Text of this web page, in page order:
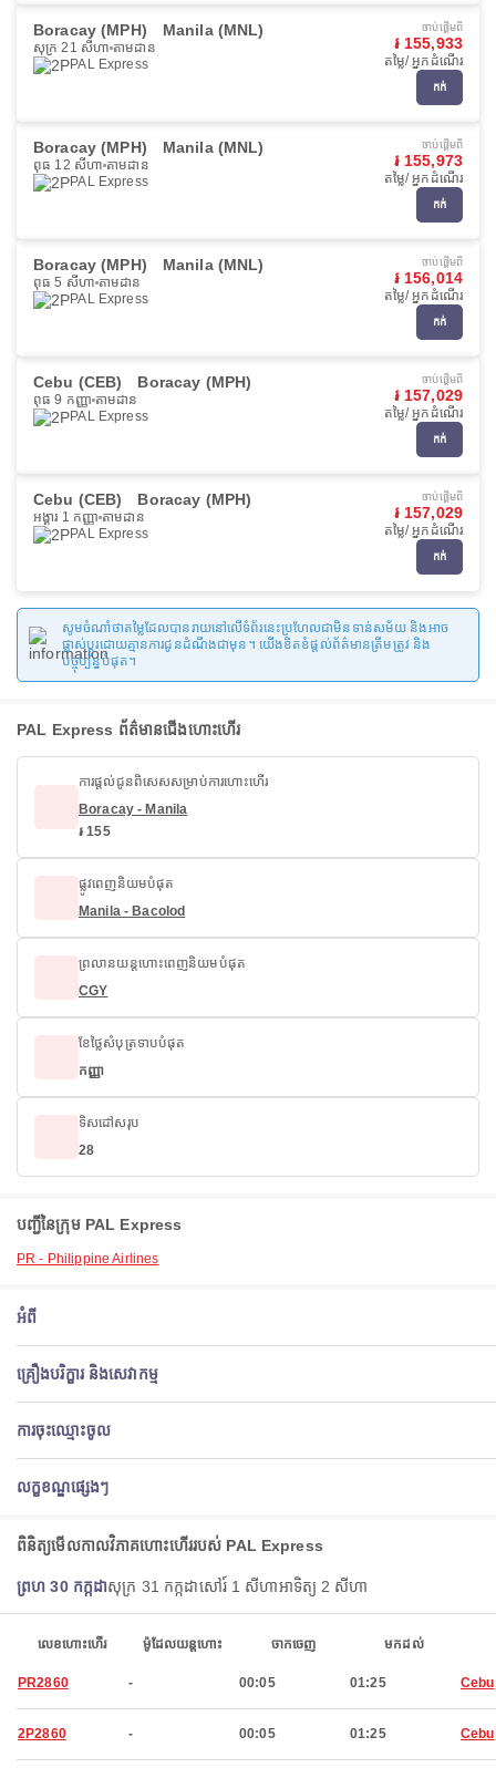
Boracay (MPH) Manila (MNL)
សុក្រ 21 សីហា តាមដាន
PAL Express
ចាប់ផ្ដើមពី
៛ 155,933
តម្លៃ/ អ្នកដំណើរ
កក់
Boracay (MPH) Manila (MNL)
ពុធ 12 សីហា តាមដាន
PAL Express
ចាប់ផ្ដើមពី
៛ 155,973
តម្លៃ/ អ្នកដំណើរ
កក់
Boracay (MPH) Manila (MNL)
ពុធ 5 សីហា តាមដាន
PAL Express
ចាប់ផ្ដើមពី
៛ 156,014
តម្លៃ/ អ្នកដំណើរ
កក់
Cebu (CEB) Boracay (MPH)
ពុធ 9 កញ្ញា តាមដាន
PAL Express
ចាប់ផ្ដើមពី
៛ 157,029
តម្លៃ/ អ្នកដំណើរ
កក់
Cebu (CEB) Boracay (MPH)
អង្គារ 1 កញ្ញា តាមដាន
PAL Express
ចាប់ផ្ដើមពី
៛ 157,029
តម្លៃ/ អ្នកដំណើរ
កក់
សូមចំណាំថាតម្លៃដែលបានរាយនៅលើទំព័រនេះប្រហែលជាមិនទាន់សម័យ និងអាច
ផ្លាស់ប្តូរដោយគ្មានការជូនដំណឹងជាមុន។ យើងខិតខំផ្តល់ព័ត៌មានត្រឹមត្រូវ និង
បច្ចុប្បន្នបំផុត។
PAL Express ព័ត៌មានជើងហោះហើរ
ការផ្តល់ជូនពិសេសសម្រាប់ការហោះហើរ
Boracay - Manila
៛ 155
ផ្លូវពេញនិយមបំផុត
Manila - Bacolod
ព្រលានយន្តហោះពេញនិយមបំផុត
CGY
ខែថ្លៃសំបុត្រទាបបំផុត
កញ្ញា
ទិសដៅសរុប
28
បញ្ជីនៃក្រុម PAL Express
PR - Philippine Airlines
អំពី
គ្រឿងបរិក្ខារ និងសេវាកម្ម
ការចុះឈ្មោះចូល
លក្ខខណ្ឌផ្សេងៗ
ពិនិត្យ​មើល​កាលវិភាគ​ហោះហើរ​របស់ PAL Express
ព្រហ 30 កក្កដាសុក្រ 31 កក្កដាសៅរ៍ 1 សីហាអាទិត្យ 2 សីហា
លេខហោះហើរ ម៉ូដែលយន្តហោះ ចាកចេញ មកដល់
PR2860 - 00:05 01:25 Cebu
2P2860 - 00:05 01:25 Cebu